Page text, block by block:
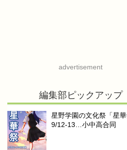
advertisement
編集部ピックアップ
星野学園の文化祭「星華
9/12-13…小中高合同